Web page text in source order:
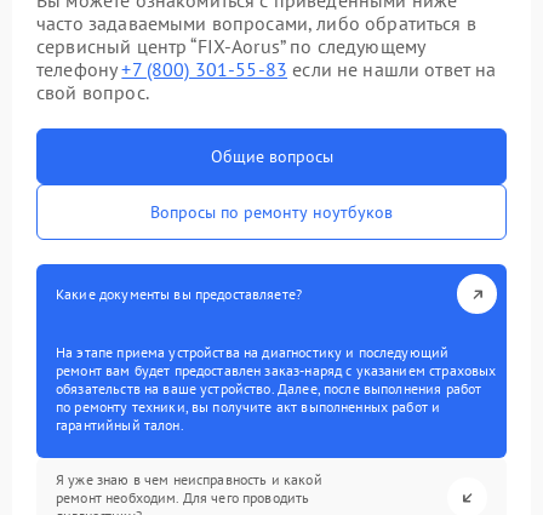
часто задаваемыми вопросами, либо обратиться в
сервисный центр “FIX-Aorus” по следующему
телефону+7 (800) 301-55-83 если не нашли ответ на
свой вопрос.
Общие вопросы
Вопросы по ремонту ноутбуков
Какие документы вы предоставляете?
На этапе приема устройства на диагностику и последующий
ремонт вам будет предоставлен заказ-наряд с указанием страховых
обязательств на ваше устройство. Далее, после выполнения работ
по ремонту техники, вы получите акт выполненных работ и
гарантийный талон.
Я уже знаю в чем неисправность и какой
ремонт необходим. Для чего проводить